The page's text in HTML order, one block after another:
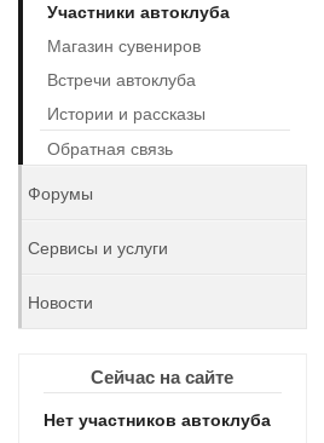
Участники автоклуба
Магазин сувениров
Встречи автоклуба
Истории и рассказы
Обратная связь
Форумы
Сервисы и услуги
Новости
Сейчас на сайте
Нет участников автоклуба